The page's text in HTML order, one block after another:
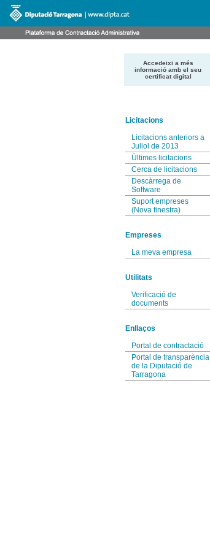
Accedeixi a més
informació amb el seu
certificat digital
Licitacions
Licitacions anteriors a
Juliol de 2013
Últimes licitacions
Cerca de licitacions
Descàrrega de
Software
Suport empreses
(Nova finestra)
Empreses
La meva empresa
Utilitats
Verificació de
documents
Enllaços
Portal de contractació
Portal de transparència
de la Diputació de
Tarragona